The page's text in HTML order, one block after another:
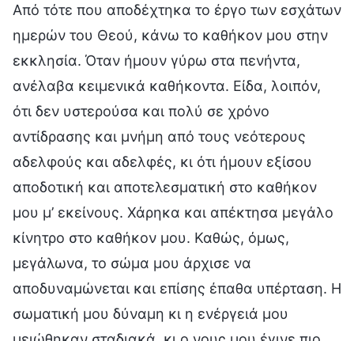
Από τότε που αποδέχτηκα το έργο των εσχάτων
ημερών του Θεού, κάνω το καθήκον μου στην
εκκλησία. Όταν ήμουν γύρω στα πενήντα,
ανέλαβα κειμενικά καθήκοντα. Είδα, λοιπόν,
ότι δεν υστερούσα και πολύ σε χρόνο
αντίδρασης και μνήμη από τους νεότερους
αδελφούς και αδελφές, κι ότι ήμουν εξίσου
αποδοτική και αποτελεσματική στο καθήκον
μου μ’ εκείνους. Χάρηκα και απέκτησα μεγάλο
κίνητρο στο καθήκον μου. Καθώς, όμως,
μεγάλωνα, το σώμα μου άρχισε να
αποδυναμώνεται και επίσης έπαθα υπέρταση. Η
σωματική μου δύναμη κι η ενέργειά μου